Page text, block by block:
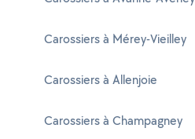
Carossiers à Mérey-Vieilley
Carossiers à Allenjoie
Carossiers à Champagney